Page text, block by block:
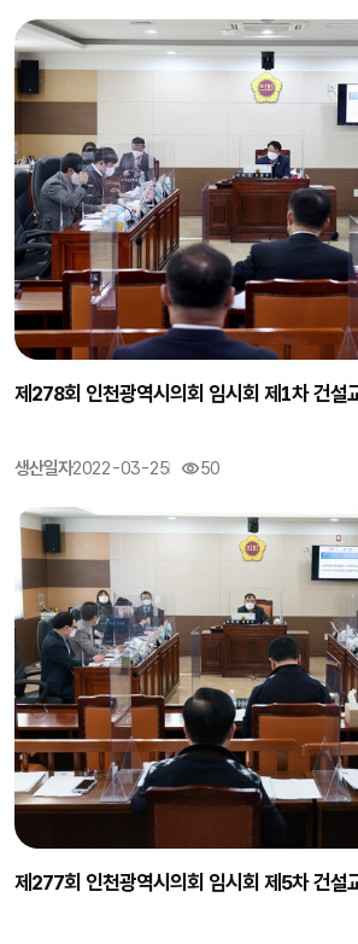
제278회 인천광역시의회 임시회 제1차 건설
생산일자2022-03-25 50
제277회 인천광역시의회 임시회 제5차 건설